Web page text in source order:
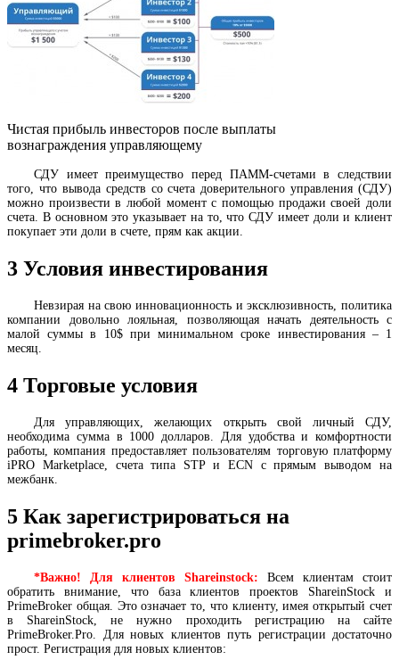
Чистая прибыль инвесторов после выплаты
вознаграждения управляющему
СДУ имеет преимущество перед ПАММ-счетами в следствии
того, что вывода средств со счета доверительного управления (СДУ)
можно произвести в любой момент с помощью продажи своей доли
счета. В основном это указывает на то, что СДУ имеет доли и клиент
покупает эти доли в счете, прям как акции.
3 Условия инвестирования
Невзирая на свою инновационность и эксклюзивность, политика
компании довольно лояльная, позволяющая начать деятельность с
малой суммы в 10$ при минимальном сроке инвестирования – 1
месяц.
4 Торговые условия
Для управляющих, желающих открыть свой личный СДУ,
необходима сумма в 1000 долларов. Для удобства и комфортности
работы, компания предоставляет пользователям торговую платформу
iPRO Marketplace, счета типа STP и ECN с прямым выводом на
межбанк.
5 Как зарегистрироваться на
primebroker.pro
*Важно! Для клиентов Shareinstock: Всем клиентам стоит
обратить внимание, что база клиентов проектов ShareinStock и
PrimeBroker общая. Это означает то, что клиенту, имея открытый счет
в ShareinStock, не нужно проходить регистрацию на сайте
PrimeBroker.Pro. Для новых клиентов путь регистрации достаточно
прост. Регистрация для новых клиентов: